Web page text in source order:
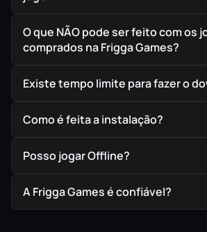
O que NÃO pode ser feito com os
comprados na Frigga Games?
Existe tempo limite para fazer o
Como é feita a instalação?
Posso jogar Offline?
A Frigga Games é confiável?